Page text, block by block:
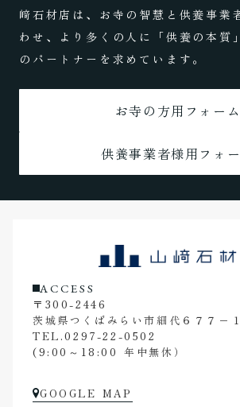
﨑石材店は、お寺の智慧と供養事業
わせ、より多くの人に「供養の本質
のパートナーを求めています。
お寺の方用フォーム
供養事業者様用フォ
ACCESS
〒300-2446
茨城県つくばみらい市細代６７７−１
TEL.0297-22-0502
(9:00～18:00 年中無休）
GOOGLE MAP